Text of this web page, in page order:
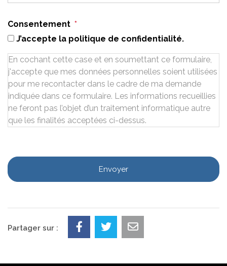
Consentement *
J’accepte la politique de confidentialité.
En cochant cette case et en soumettant ce formulaire,
j'accepte que mes données personnelles soient utilisées
pour me recontacter dans le cadre de ma demande
indiquée dans ce formulaire. Les informations recueillies
ne feront pas l’objet d’un traitement informatique autre
que les finalités acceptées ci-dessus.
Partager sur :